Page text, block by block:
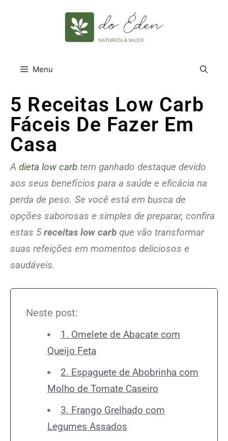
Menu
5 Receitas Low Carb
Fáceis De Fazer Em
Casa
A dieta low carb tem ganhado destaque devido
aos seus benefícios para a saúde e eficácia na
perda de peso. Se você está em busca de
opções saborosas e simples de preparar, confira
estas 5receitas low carb que vão transformar
suas refeições em momentos deliciosos e
saudáveis.
Neste post:
1. Omelete de Abacate com
Queijo Feta
2. Espaguete de Abobrinha com
Molho de Tomate Caseiro
3. Frango Grelhado com
Legumes Assados